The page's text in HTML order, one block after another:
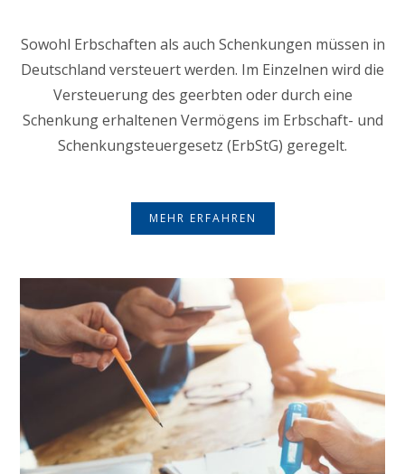
Sowohl Erbschaften als auch Schenkungen müssen in
Deutschland versteuert werden. Im Einzelnen wird die
Versteuerung des geerbten oder durch eine
Schenkung erhaltenen Vermögens im Erbschaft- und
Schenkungsteuergesetz (ErbStG) geregelt.
MEHR ERFAHREN